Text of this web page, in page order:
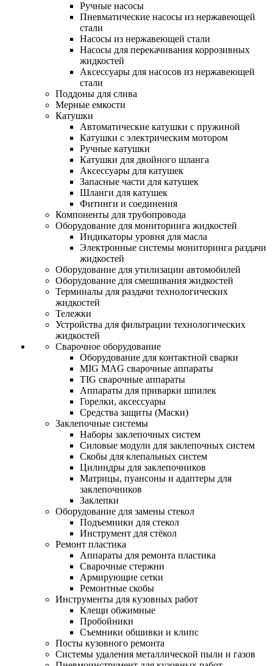
Ручные насосы
Пневматические насосы из нержавеющей
стали
Насосы из нержавеющей стали
Насосы для перекачивания коррозивных
жидкостей
Аксессуары для насосов из нержавеющей
стали
Поддоны для слива
Мерные емкости
Катушки
Автоматические катушки с пружиной
Катушки с электрическим мотором
Ручные катушки
Катушки для двойного шланга
Аксессуары для катушек
Запасные части для катушек
Шланги для катушек
Фитинги и соединения
Компоненты для трубопровода
Оборудование для мониторинга жидкостей
Индикаторы уровня для масла
Электронные системы мониторинга раздачи
жидкостей
Оборудование для утилизации автомобилей
Оборудование для смешивания жидкостей
Терминалы для раздачи технологических
жидкостей
Тележки
Устройства для фильтрации технологических
жидкостей
Сварочное оборудование
Оборудование для контактной сварки
MIG MAG сварочные аппараты
TIG сварочные аппараты
Аппараты для приварки шпилек
Горелки, аксессуары
Средства защиты (Маски)
Заклепочные системы
Наборы заклепочных систем
Силовые модули для заклепочных систем
Скобы для клепальных систем
Цилиндры для заклепочников
Матрицы, пуансоны и адаптеры для
заклепочников
Заклепки
Оборудование для замены стекол
Подъемники для стекол
Инструмент для стёкол
Ремонт пластика
Аппараты для ремонта пластика
Сварочные стержни
Армирующие сетки
Ремонтные скобы
Инструменты для кузовных работ
Клещи обжимные
Пробойники
Съемники обшивки и клипс
Посты кузовного ремонта
Системы удаления металлической пыли и газов